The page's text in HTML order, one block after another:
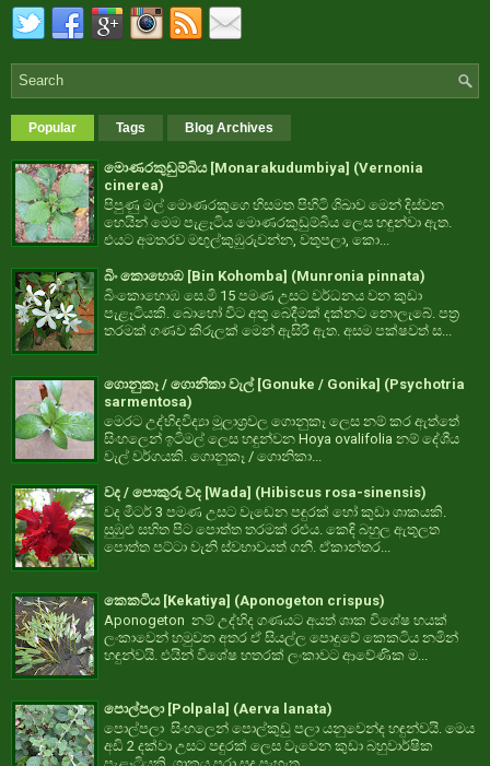
Popular Tags Blog Archives
මොණරකුඩුම්බිය [Monarakudumbiya] (Vernonia
cinerea)
පිපුණු මල් මොණරකුගෙ හිසමත පිහිටි ශිඛාව මෙන් දිස්වන
හෙයින් මෙම පැළෑටිය මොණරකුඩුම්බිය ලෙස හඳුන්වා ඇත.
එයට අමතරව මඟුල්කුඹුරුවන්න, වතුපලා, කො...
බිං කොහොඹ [Bin Kohomba] (Munronia pinnata)
බිංකොහොඹ සෙ.මි 15 පමණ උසට වර්ධනය වන කුඩා
පැළෑටියකි. බොහෝ විට අතු බෙදීමක් දක්නට නොලැබේ. පත්‍ර
තරමක් ගණව කිරුලක් මෙන් ඇසිරී ඇත. අසම පක්ෂවත් ස...
ගොනුකෑ / ගොනිකා වැල් [Gonuke / Gonika] (Psychotria
sarmentosa)
මෙරට උද්භිදවිද්‍යා මූලාශ්‍රවල ගොනුකෑ ලෙස නම් කර ඇත්තේ
සිංහලෙන් ඉටිමල් ලෙස හඳුන්වන Hoya ovalifolia නම් දේශීය
වැල් වර්ගයකි. ගොනුකෑ / ගොනිකා...
වද / පොකුරු වද [Wada] (Hibiscus rosa-sinensis)
වද මීටර් 3 පමණ උසට වැඩෙන පඳුරක් හෝ කුඩා ශාකයකි.
සුඹුළු සහිත පිට පොත්ත තරමක් රළුය. කෙඳි බහුල ඇතුලත
පොත්ත පට්ටා වැනි ස්වභාවයත් ගනී. ඒකාන්තර...
කෙකටිය [Kekatiya] (Aponogeton crispus)
Aponogeton නම් උද්භිද ගණයට අයත් ශාක විශේෂ හයක්
ලංකාවෙන් හමුවන අතර ඒ සියල්ල පොදුවේ කෙකටිය නමින්
හඳුන්වයි. එයින් විශේෂ හතරක් ලංකාවට ආවේණික ම...
පොල්පලා [Polpala] (Aerva lanata)
පොල්පලා සිංහලෙන් පොල්කුඩු පලා යනුවෙන්ද හඳුන්වයි. මෙය
අඩි 2 දක්වා උසට පඳුරක් ලෙස වැවෙන කුඩා බහුවාර්ෂික